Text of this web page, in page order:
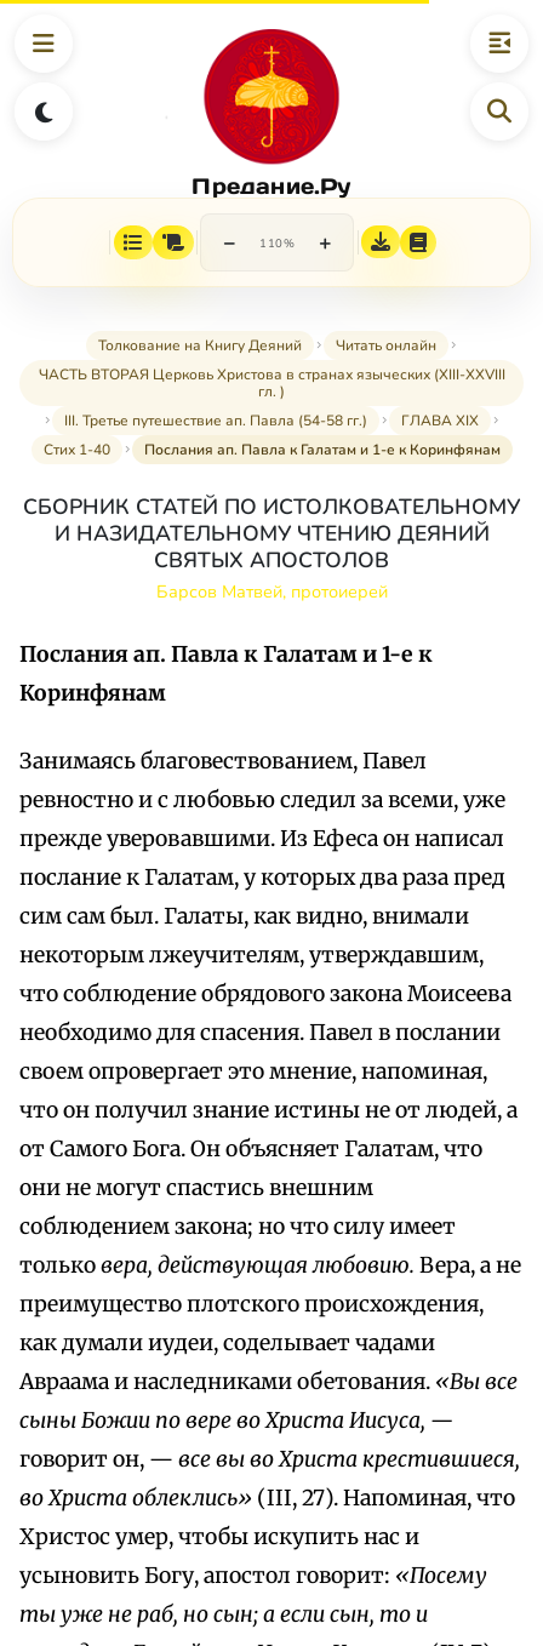
Предание.Ру
− 110% +
Толкование на Книгу Деяний
Читать онлайн
ЧАСТЬ ВТОРАЯ Церковь Христова в странах языческих (XIII-XXVIII
гл. )
III. Третье путешествие ап. Павла (54-58 гг.)
ГЛАВА XIX
Стих 1-40
Послания ап. Павла к Галатам и 1-е к Коринфянам
СБОРНИК СТАТЕЙ ПО ИСТОЛКОВАТЕЛЬНОМУ
И НАЗИДАТЕЛЬНОМУ ЧТЕНИЮ ДЕЯНИЙ
СВЯТЫХ АПОСТОЛОВ
Барсов Матвей, протоиерей
Послания ап. Павла к Галатам и 1-е к
Коринфянам
Занимаясь благовествованием, Павел
ревностно и с любовью следил за всеми, уже
прежде уверовавшими. Из Ефеса он написал
послание к Галатам, у которых два раза пред
сим сам был. Галаты, как видно, внимали
некоторым лжеучителям, утверждавшим,
что соблюдение обрядового закона Моисеева
необходимо для спасения. Павел в послании
своем опровергает это мнение, напоминая,
что он получил знание истины не от людей, а
от Самого Бога. Он объясняет Галатам, что
они не могут спастись внешним
соблюдением закона; но что силу имеет
тольковера, действующая любовию. Вера, а не
преимущество плотского происхождения,
как думали иудеи, соделывает чадами
Авраама и наследниками обетования. «Вы все
сыны Божии по вере во Христа Иисуса, —
говорит он, — все вы во Христа крестившиеся,
во Христа облеклись» (III, 27). Напоминая, что
Христос умер, чтобы искупить нас и
усыновить Богу, апостол говорит: «Посему
ты уже не раб, но сын; а если сын, то и